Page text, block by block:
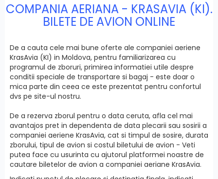
COMPANIA AERIANA - KRASAVIA (KI).
BILETE DE AVION ONLINE
De a cauta cele mai bune oferte ale companiei aeriene
KrasAvia (KI) in Moldova, pentru familiarizarea cu
programul de zboruri, primirea informatiei utile despre
conditii speciale de transportare si bagaj - este doar o
mica parte din ceea ce este prezentat pentru confortul
dvs pe site-ul nostru.
De a rezerva zborul pentru o data ceruta, afla cel mai
avantajos pret in dependenta de data plecarii sau sosirii a
companiei aeriene KrasAvia, cat si timpul de sosire, durata
zborului, tipul de avion si costul biletului de avion - Veti
putea face cu usurinta cu ajutorul platformei noastre de
cautare biletelor de avion a companiei aeriane KrasAvia.